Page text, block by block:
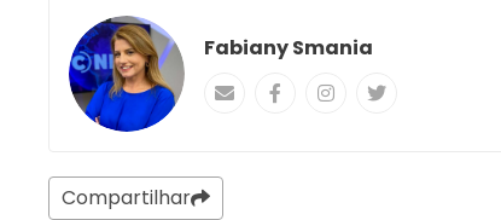
Fabiany Smania
Compartilhar